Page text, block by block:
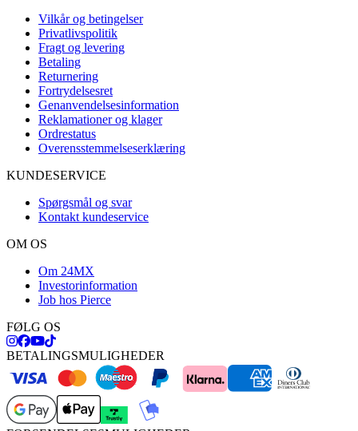
Vilkår og betingelser
Privatlivspolitik
Fragt og levering
Betaling
Returnering
Fortrydelsesret
Genanvendelsesinformation
Reklamationer og klager
Ordrestatus
Overensstemmelseserklæring
KUNDESERVICE
Spørgsmål og svar
Kontakt kundeservice
OM OS
Om 24MX
Investorinformation
Job hos Pierce
FØLG OS
BETALINGSMULIGHEDER